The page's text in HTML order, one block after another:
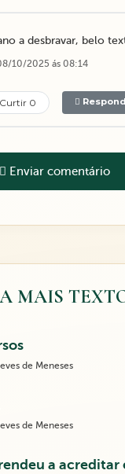
a desbravar, belo
10/2025 ás 08:14
Curtir 0
Enviar comentário
MAIS
de Meneses
de Meneses
a acreditar